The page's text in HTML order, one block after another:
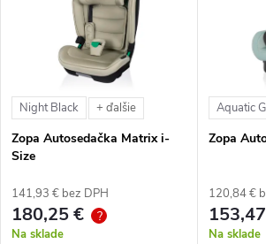
Night Black + ďalšie
Zopa Autosedačka Matrix i-
Size
141,93 € bez DPH
180,25 € ?
Na sklade
Aquatic
Zopa
120,84 €
Na sklade